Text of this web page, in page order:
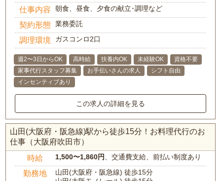
仕事内容 朝食、昼食、夕食の献立･調理など
契約形態 業務委託
調理環境 ガスコンロ2口
週2〜3日からOK 高時給 扶養内OK 未経験OK
資格不要
家事代行スタッフ募集
お手伝いさんの求人
シフト自由
インセンティブあり
この求人の詳細を見る
山田(大阪府・阪急線)駅から徒歩15分！お料理代行のお
仕事（大阪府吹田市）
時給 1,500〜1,860円 、交通費支給、前払い制度あり
勤務地
山田(大阪府・阪急線) 徒歩15分